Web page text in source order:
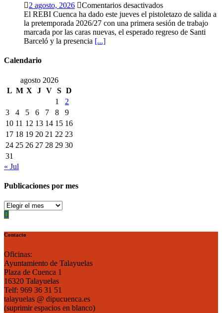
la
historia
ya
es
2 agosto, 2026 Comentarios desactivadosen
El
REBI
Cuenca
El REBI Cuenca ha dado este jueves el pistoletazo de salida a
la pretemporada 2026/27 con una primera sesión de trabajo
marcada por las caras nuevas, el esperado regreso de Santi
Barceló y la presencia [...]
Calendario
agosto 2026
L M X J V S D
1
2
3
4 5 6 7 8
9
10 11 12 13 14 15 16
17 18 19 20 21 22 23
24 25 26 27 28 29 30
31
« Jul
Publicaciones por mes
Publicaciones
por
Contacto
Oficinas:
Ayuntamiento de Talayuelas
Plaza de Cuenca 1
16320 Talayuelas
Telf: 969 36 31 51
talayuelas @ dipucuenca.es
(suprimir espacios en blanco)